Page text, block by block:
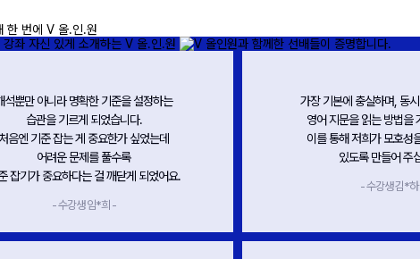
의 유기성을 느낄 수 있도록 문장 간의
관계를 연결해 가며 수업해 주셔서
문제를 바라보는 시각이 더 선명해지는
경험을 할 수 있었다.
- 수강생 김*헌 -
영어에 대한 직감을 체
통해 확신으로 바꿔준
문장끼리 관계 파악, 선
찾는 방법을 떠먹여 주
- 수강생 김*